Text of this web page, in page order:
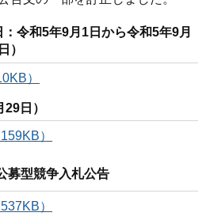
令和5年9月1日から令和5年9月
）
）
日）
）
募型競争入札公告
）